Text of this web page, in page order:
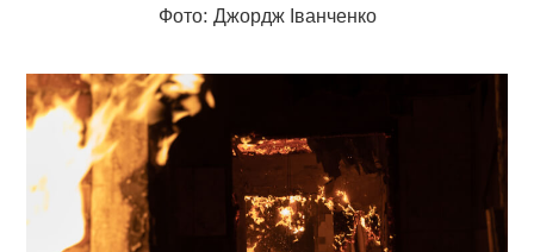
Фото: Джордж Іванченко